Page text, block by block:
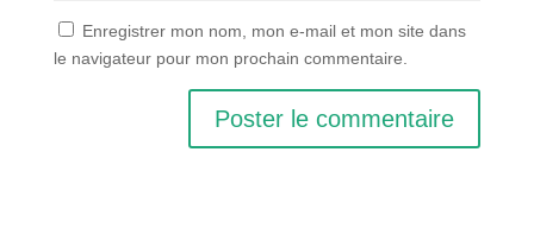
Enregistrer mon nom, mon e-mail et mon site dans
le navigateur pour mon prochain commentaire.